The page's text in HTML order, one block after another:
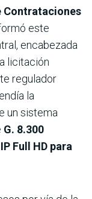
Contrataciones
este
encabezada
licitación
regulador
la
un sistema
G. 8.300
Full HD para